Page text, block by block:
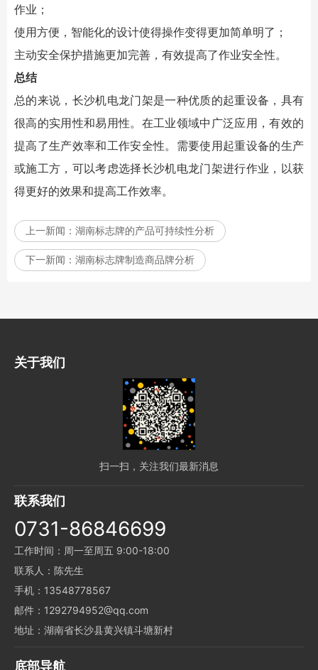
作业；
使用方便，智能化的设计使得操作变得更加简单明了；
主动安全保护措施更加完善，有效提高了作业安全性。
总结
总的来说，长沙机电龙门架是一种优质的起重设备，具有
很高的实用性和易用性。在工业领域中广泛应用，有效的
提高了生产效率和工作安全性。需要使用起重设备的生产
或施工方，可以考虑选择长沙机电龙门架进行作业，以获
得更好的效果和提高工作效率。
上一新闻： 湖南标志牌的产品可持续性分析
下一新闻： 湖南标志牌制造商品牌分析
关于我们
扫一扫，关注我们最新消息
联系我们
0731-86846699
工作时间：周一至周五 9:00-18:00
联系人：陈先生
手机：13548778567
邮件：1292794952@qq.com
地址：湖南省长沙县黄兴镇斗塘新村
底部导航